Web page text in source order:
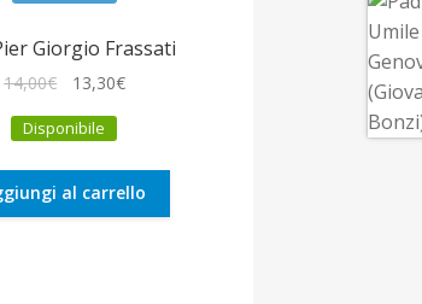
Giorgio Frassati
14,00€
originale
14,00€.
13,30€Il
13,30€.
Disponibile
al carrello